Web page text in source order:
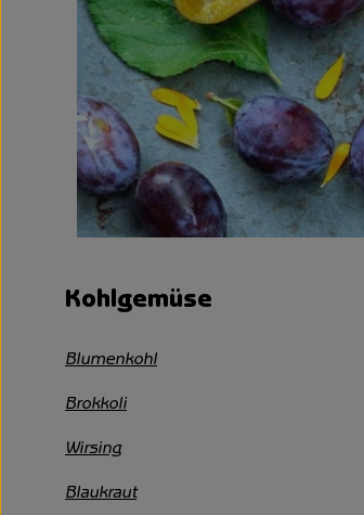
Kohlgemüse
Blumenkohl
Brokkoli
Wirsing
Blaukraut